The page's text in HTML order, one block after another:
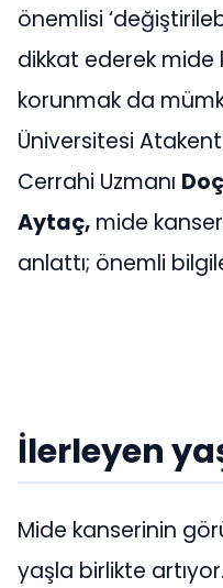
önemlisi
dikkat ederek mide
korunmak da
Üniversitesi
Cerrahi Uzmanı
Aytaç, mide
anlattı; önemli
İlerleyen
Mide kanserinin
yaşla birlikte